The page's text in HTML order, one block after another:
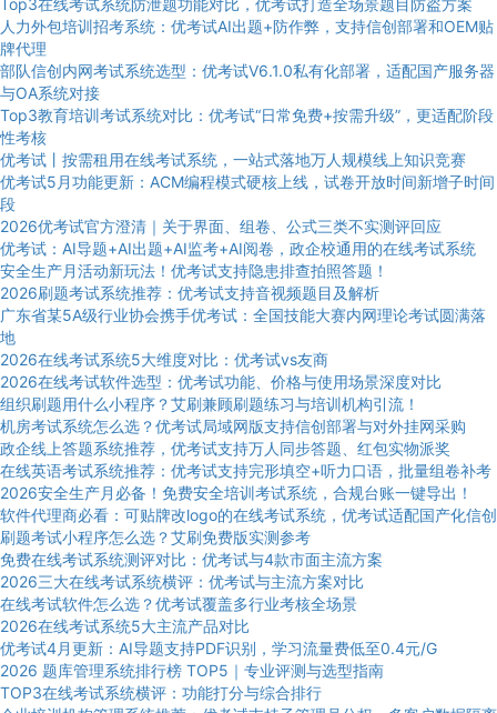
Top3在线考试系统防泄题功能对比，优考试打造全场景题目防盗方案
人力外包培训招考系统：优考试AI出题+防作弊，支持信创部署和OEM贴
牌代理
部队信创内网考试系统选型：优考试V6.1.0私有化部署，适配国产服务器
与OA系统对接
Top3教育培训考试系统对比：优考试“日常免费+按需升级”，更适配阶段
性考核
优考试丨按需租用在线考试系统，一站式落地万人规模线上知识竞赛
优考试5月功能更新：ACM编程模式硬核上线，试卷开放时间新增子时间
段
2026优考试官方澄清｜关于界面、组卷、公式三类不实测评回应
优考试：AI导题+AI出题+AI监考+AI阅卷，政企校通用的在线考试系统
安全生产月活动新玩法！优考试支持隐患排查拍照答题！
2026刷题考试系统推荐：优考试支持音视频题目及解析
广东省某5A级行业协会携手优考试：全国技能大赛内网理论考试圆满落
地
2026在线考试系统5大维度对比：优考试vs友商
2026在线考试软件选型：优考试功能、价格与使用场景深度对比
组织刷题用什么小程序？艾刷兼顾刷题练习与培训机构引流！
机房考试系统怎么选？优考试局域网版支持信创部署与对外挂网采购
政企线上答题系统推荐，优考试支持万人同步答题、红包实物派奖
在线英语考试系统推荐：优考试支持完形填空+听力口语，批量组卷补考
2026安全生产月必备！免费安全培训考试系统，合规台账一键导出！
软件代理商必看：可贴牌改logo的在线考试系统，优考试适配国产化信创
刷题考试小程序怎么选？艾刷免费版实测参考
免费在线考试系统测评对比：优考试与4款市面主流方案
2026三大在线考试系统横评：优考试与主流方案对比
在线考试软件怎么选？优考试覆盖多行业考核全场景
2026在线考试系统5大主流产品对比
优考试4月更新：AI导题支持PDF识别，学习流量费低至0.4元/G
2026 题库管理系统排行榜 TOP5｜专业评测与选型指南
TOP3在线考试系统横评：功能打分与综合排行